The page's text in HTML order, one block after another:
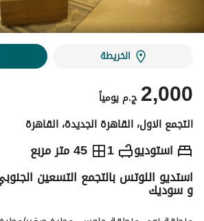
الخريطة
ج.م 2,000 يومياً
التجمع الاول، القاهرة الجديدة، القاهرة
استوديو 1 45 متر مربع ج.م2,000 يومياً
الاماكن القريبة
استديو اللوتس بالتجمع التسعين
و سوديك